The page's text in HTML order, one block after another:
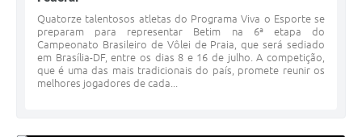
Quatorze talentosos atletas do Programa Viva o Esporte se
preparam para representar Betim na 6ª etapa do
Campeonato Brasileiro de Vôlei de Praia, que será sediado
em Brasília-DF, entre os dias 8 e 16 de julho. A competição,
que é uma das mais tradicionais do país, promete reunir os
melhores jogadores de cada...